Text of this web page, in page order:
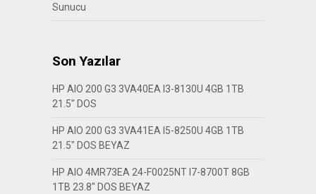
Sunucu
Son Yazılar
HP AIO 200 G3 3VA40EA I3-8130U 4GB 1TB
21.5″ DOS
HP AIO 200 G3 3VA41EA I5-8250U 4GB 1TB
21.5″ DOS BEYAZ
HP AIO 4MR73EA 24-F0025NT I7-8700T 8GB
1TB 23.8″ DOS BEYAZ